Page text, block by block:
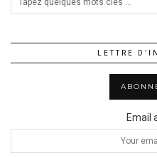
LETTRE
Email